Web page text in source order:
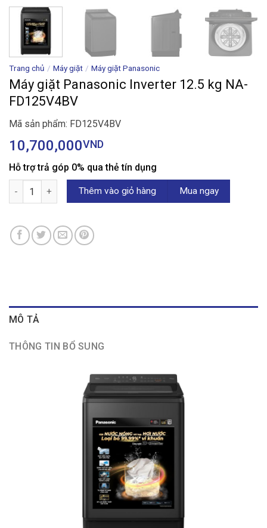
Trang chủ / Máy giặt / Máy giặt Panasonic
Máy giặt Panasonic Inverter 12.5 kg NA-
FD125V4BV
Mã sản phẩm: FD125V4BV
10,700,000VND
Hỗ trợ trả góp 0% qua thẻ tín dụng
Máy giặt Panasonic Inverter 12.5 kg NA-FD125V4BV số lượng
Thêm vào giỏ hàng Mua ngay
MÔ TẢ
THÔNG TIN BỔ SUNG